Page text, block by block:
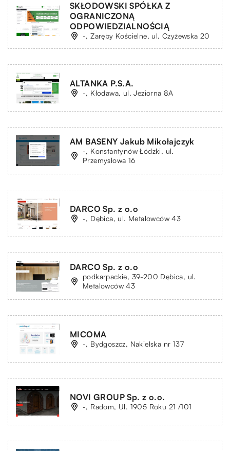
SKŁODOWSKI SPÓŁKA Z
OGRANICZONĄ
ODPOWIEDZIALNOŚCIĄ
-, Zaręby Kościelne, ul. Czyżewska 20
ALTANKA P.S.A.
-, Kłodawa, ul. Jeziorna 8A
AM BASENY Jakub Mikołajczyk
-, Konstantynów Łódzki, ul.
Przemysłowa 16
DARCO Sp. z o.o
-, Dębica, ul. Metalowców 43
DARCO Sp. z o.o
podkarpackie, 39-200 Dębica, ul.
Metalowców 43
MICOMA
-, Bydgoszcz, Nakielska nr 137
NOVI GROUP Sp. z o.o.
-, Radom, Ul. 1905 Roku 21 /101